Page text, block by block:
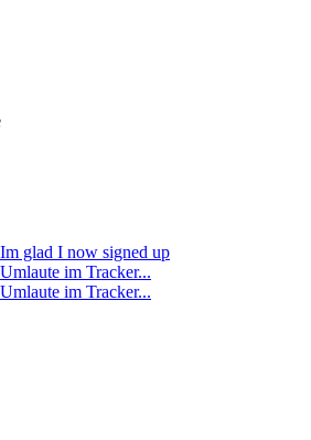
glad I now signed up
im Tracker...
im Tracker...